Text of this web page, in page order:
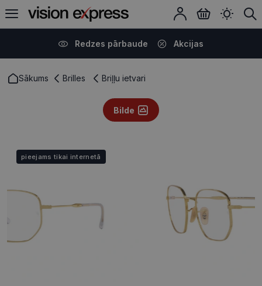
Redzes pārbaude Akcijas
Sākums Brilles Briļļu ietvari
Bilde
pieejams tikai internetā